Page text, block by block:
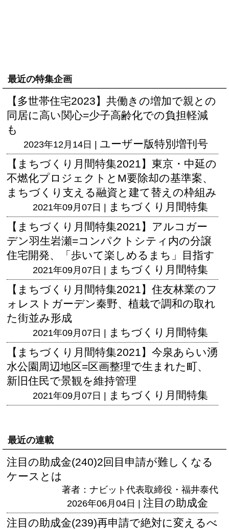
最近の特集企画
【多世帯住宅2023】共働きの増加で親との
同居に高い関心=少子高齢化での負担軽減
も
2023年12月14日 | ユーザー版特別増刊号
【まちづくり月間特集2021】東京・中延の
不燃化プロジェクトとM要除却の基準案、
まちづくり支える融資と建て替えの枠組み
2021年09月07日 | まちづくり月間特集
【まちづくり月間特集2021】アルコガー
デン羽生岩瀬=コンパクトシティ内の分譲
住宅開発、「歩いて楽しめるまち」目指す
2021年09月07日 | まちづくり月間特集
【まちづくり月間特集2021】住友林業のフ
ォレストガーデン秦野、植栽で調和の取れ
た街並み形成
2021年09月07日 | まちづくり月間特集
【まちづくり月間特集2021】今泉あらい湧
水公園周辺地区=区画整理で生まれた町、
新旧住民で景観を維持管理
2021年09月07日 | まちづくり月間特集
最近の連載
注目の助成金(240)2回目申請が難しくなる
ケースとは
著者：ナビット代表取締役・福井泰代
2026年06月04日 | 注目の助成金
注目の助成金(239)再申請で絶対に変えるべ